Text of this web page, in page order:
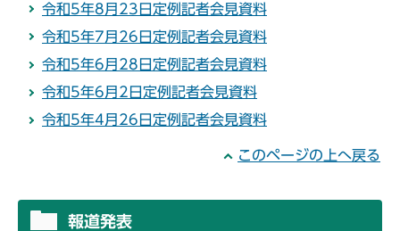
令和5年8月23日定例記者会見資料
令和5年7月26日定例記者会見資料
令和5年6月28日定例記者会見資料
令和5年6月2日定例記者会見資料
令和5年4月26日定例記者会見資料
このページの上へ戻る
報道発表